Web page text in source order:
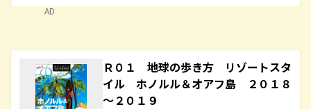
AD
Ｒ０１ 地球の歩き方 リゾートスタ
イル ホノルル＆オアフ島 ２０１８
～２０１９